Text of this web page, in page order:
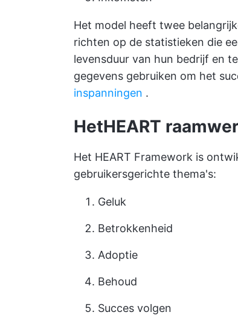
Het model heeft twee
richten op de statistieken die
levensduur van hun bedrijf en
gegevens gebruiken om het
inspanningen .
HetHEART
Het HEART Framework is
gebruikersgerichte thema's:
Geluk
Betrokkenheid
Adoptie
Behoud
Succes volgen